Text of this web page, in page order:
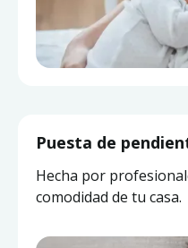
Puesta de
Hecha por
comodidad de tu casa.